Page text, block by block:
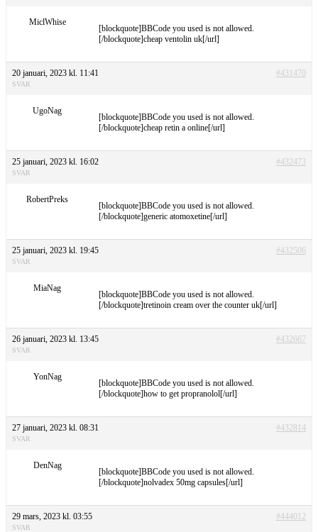
MiclWhise
[blockquote]BBCode you used is not allowed.
[/blockquote]cheap ventolin uk[/url]
20 januari, 2023 kl. 11:41 #431470
SVAR
UgoNag
[blockquote]BBCode you used is not allowed.
[/blockquote]cheap retin a online[/url]
25 januari, 2023 kl. 16:02 #432473
SVAR
RobertPreks
[blockquote]BBCode you used is not allowed.
[/blockquote]generic atomoxetine[/url]
25 januari, 2023 kl. 19:45 #432506
SVAR
MiaNag
[blockquote]BBCode you used is not allowed.
[/blockquote]tretinoin cream over the counter uk[/url]
26 januari, 2023 kl. 13:45 #432667
SVAR
YonNag
[blockquote]BBCode you used is not allowed.
[/blockquote]how to get propranolol[/url]
27 januari, 2023 kl. 08:31 #432814
SVAR
DenNag
[blockquote]BBCode you used is not allowed.
[/blockquote]nolvadex 50mg capsules[/url]
29 mars, 2023 kl. 03:55 #444012
SVAR